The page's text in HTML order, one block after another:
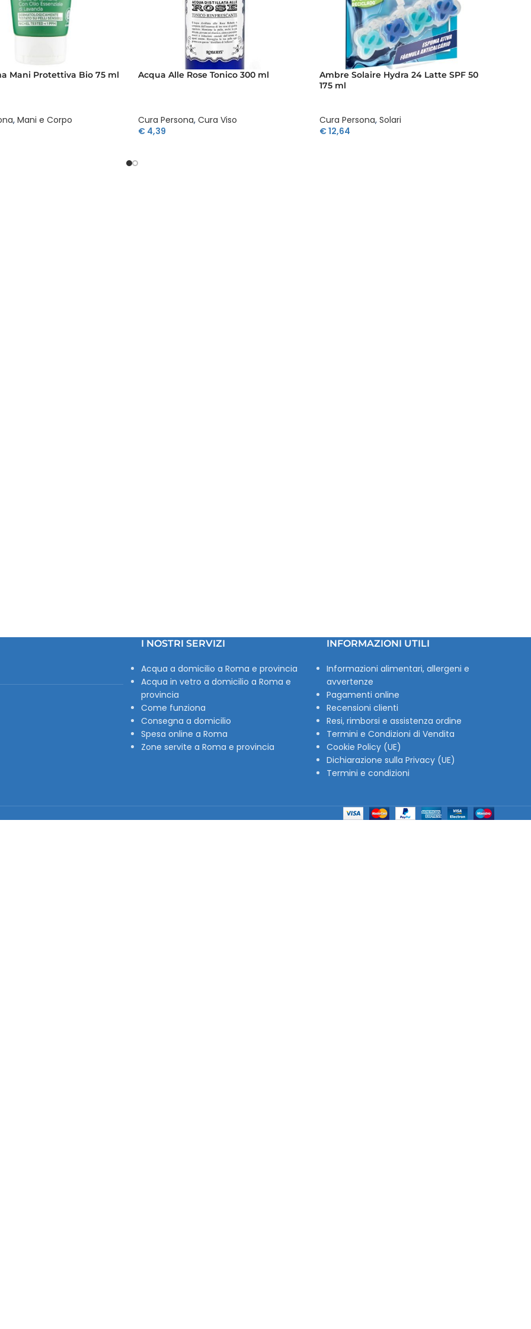
Mani Protettiva Bio 75 ml
, Mani e Corpo
Acqua Alle Rose Tonico 300 ml
Cura Persona, Cura Viso
€ 4,39
Ambre Solaire Hydra 24 Latte SPF 50
175 ml
Cura Persona, Solari
€12,64
I NOSTRI SERVIZI
Acqua a domicilio a Roma e provincia
Acqua in vetro a domicilio a Roma e
provincia
Come funziona
Consegna a domicilio
Spesa online a Roma
Zone servite a Roma e provincia
INFORMAZIONI UTILI
Informazioni alimentari, allergeni e
avvertenze
Pagamenti online
Recensioni clienti
Resi, rimborsi e assistenza ordine
Termini e Condizioni di Vendita
Cookie Policy (UE)
Dichiarazione sulla Privacy (UE)
Termini e condizioni